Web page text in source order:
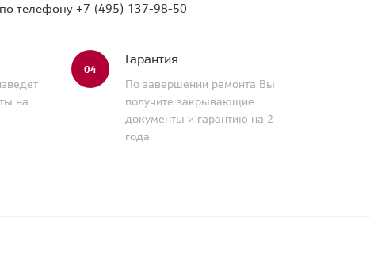
телефону +7 (495) 137-98-50
на
04
Гарантия
По завершении ремонта Вы
получите закрывающие
документы и гарантию на 2
года